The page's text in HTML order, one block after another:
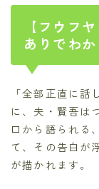
【フウフ
ありでわ
「全部正直に
に、夫・賢吾は
口から語られる
て、その告白が
が描かれます。